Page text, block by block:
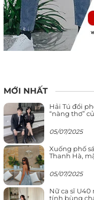
MỚI NHẤT
Hải Tú đổi
“nàng thơ”
05/07/2025
Xuống phố
Thanh Hà,
05/07/2025
Nữ ca sĩ U40
tính bùng